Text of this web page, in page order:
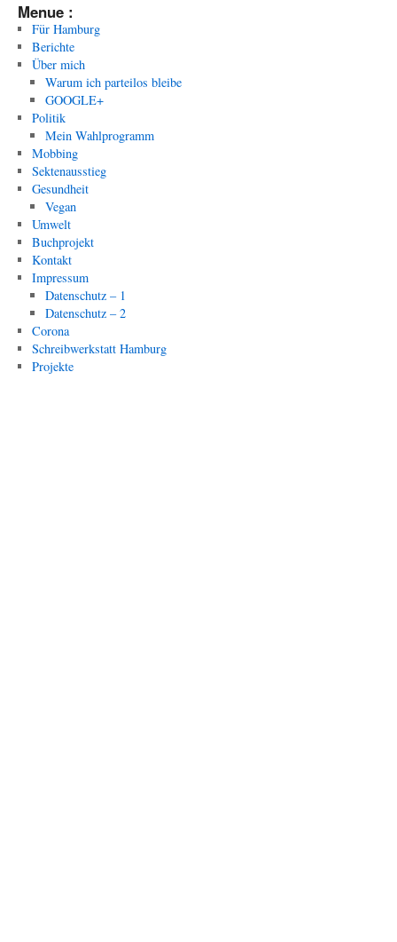
Menue :
Für Hamburg
Berichte
Über mich
Warum ich parteilos bleibe
GOOGLE+
Politik
Mein Wahlprogramm
Mobbing
Sektenausstieg
Gesundheit
Vegan
Umwelt
Buchprojekt
Kontakt
Impressum
Datenschutz – 1
Datenschutz – 2
Corona
Schreibwerkstatt Hamburg
Projekte